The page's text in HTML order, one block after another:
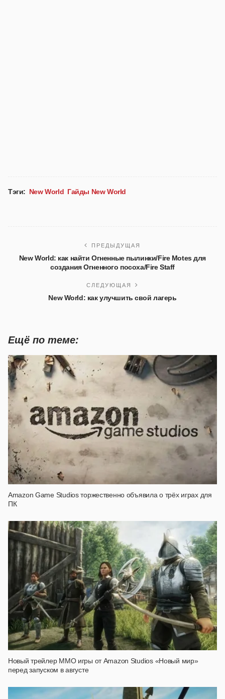
Тэги: New World Гайды New World
ПРЕДЫДУЩАЯ
New World: как найти Огненные пылинки/Fire Motes для
создания Огненного посоха/Fire Staff
СЛЕДУЮЩАЯ
New World: как улучшить свой лагерь
Ещё по теме:
Amazon Game Studios торжественно объявила о трёх играх для
ПК
Новый трейлер ММО игры от Amazon Studios «Новый мир»
перед запуском в августе